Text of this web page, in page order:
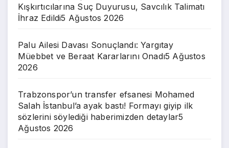
Kışkırtıcılarına Suç Duyurusu, Savcılık Talimatı
İhraz Edildi5 Ağustos 2026
Palu Ailesi Davası Sonuçlandı: Yargıtay
Müebbet ve Beraat Kararlarını Onadı5 Ağustos
2026
Trabzonspor’un transfer efsanesi Mohamed
Salah İstanbul’a ayak bastı! Formayı giyip ilk
sözlerini söylediği haberimizden detaylar5
Ağustos 2026